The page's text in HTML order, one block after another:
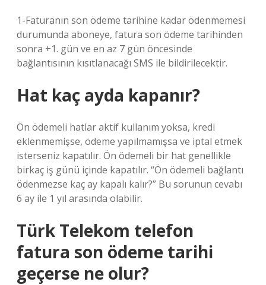
1-Faturanın son ödeme tarihine kadar ödenmemesi
durumunda aboneye, fatura son ödeme tarihinden
sonra +1. gün ve en az 7 gün öncesinde
bağlantısının kısıtlanacağı SMS ile bildirilecektir.
Hat kaç ayda kapanır?
Ön ödemeli hatlar aktif kullanım yoksa, kredi
eklenmemişse, ödeme yapılmamışsa ve iptal etmek
isterseniz kapatılır. Ön ödemeli bir hat genellikle
birkaç iş günü içinde kapatılır. “Ön ödemeli bağlantı
ödenmezse kaç ay kapalı kalır?” Bu sorunun cevabı
6 ay ile 1 yıl arasında olabilir.
Türk Telekom telefon
fatura son ödeme tarihi
geçerse ne olur?